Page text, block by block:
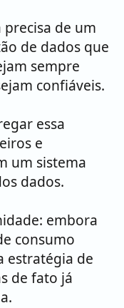
precisa de um
de dados que
sempre
confiáveis.
essa
e
um sistema
dados.
embora
consumo
estratégia de
de fato já